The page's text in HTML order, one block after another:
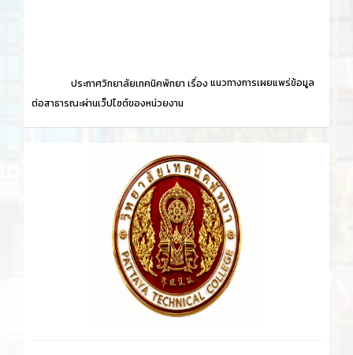
ประชาสัมพันธ์แนะแนวการฝึกอาชีพในระบบทวิภาคี ให้
กับนักเรียน นักศึกษา แผนกวิชาการตลาด และคัดเลือก
ศึกษา 2567 ดำเนินงานโดย งานความร่วมมือ วิทยาลัย
10774 0